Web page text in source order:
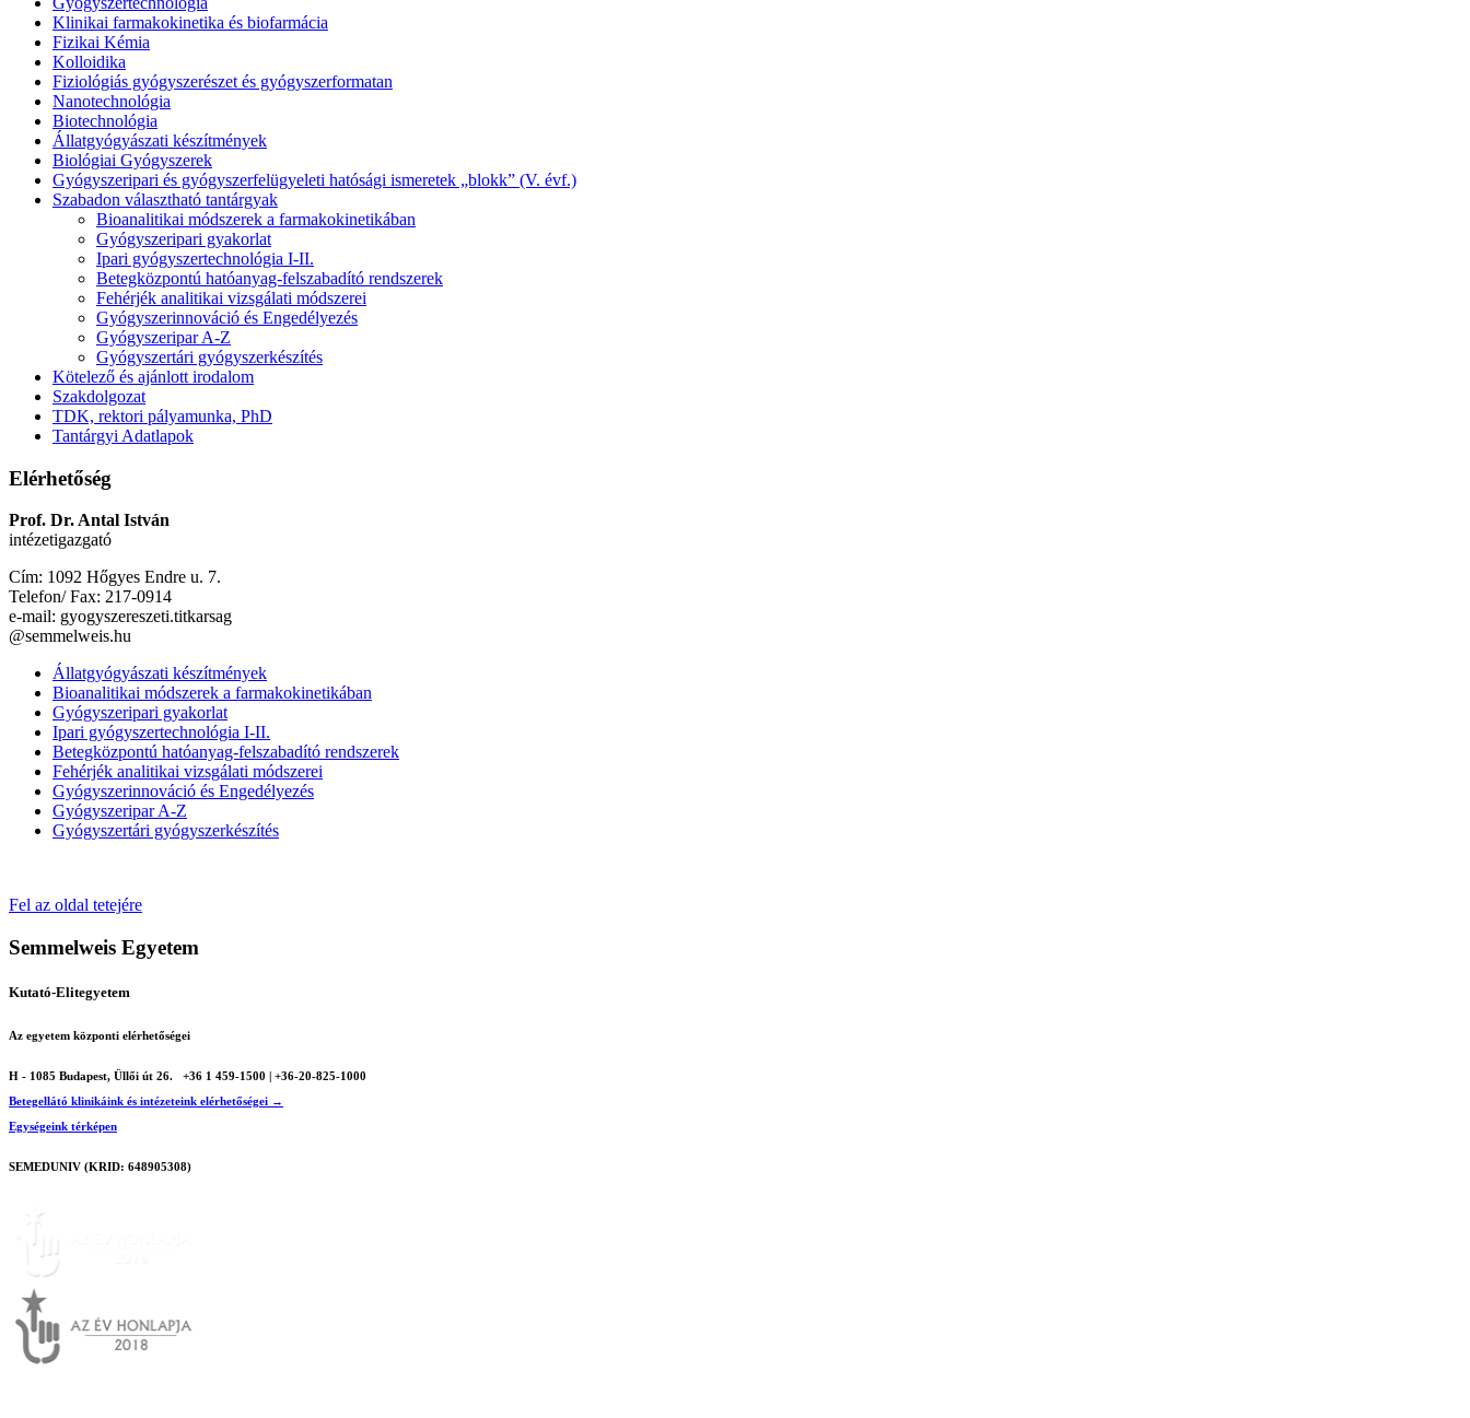
Klinikai farmakokinetika és biofarmácia
Fizikai Kémia
Kolloidika
Fiziológiás gyógyszerészet és gyógyszerformatan
Nanotechnológia
Biotechnológia
Állatgyógyászati készítmények
Biológiai Gyógyszerek
Gyógyszeripari és gyógyszerfelügyeleti hatósági ismeretek „blokk” (V. évf.)
Szabadon választható tantárgyak
Bioanalitikai módszerek a farmakokinetikában
Gyógyszeripari gyakorlat
Ipari gyógyszertechnológia I-II.
Betegközpontú hatóanyag-felszabadító rendszerek
Fehérjék analitikai vizsgálati módszerei
Gyógyszerinnováció és Engedélyezés
Gyógyszeripar A-Z
Gyógyszertári gyógyszerkészítés
Kötelező és ajánlott irodalom
Szakdolgozat
TDK, rektori pályamunka, PhD
Tantárgyi Adatlapok
Elérhetőség
Prof. Dr. Antal István
intézetigazgató
Cím: 1092 Hőgyes Endre u. 7.
Telefon/ Fax: 217-0914
e-mail: gyogyszereszeti.titkarsag
@semmelweis.hu
Állatgyógyászati készítmények
Bioanalitikai módszerek a farmakokinetikában
Gyógyszeripari gyakorlat
Ipari gyógyszertechnológia I-II.
Betegközpontú hatóanyag-felszabadító rendszerek
Fehérjék analitikai vizsgálati módszerei
Gyógyszerinnováció és Engedélyezés
Gyógyszeripar A-Z
Gyógyszertári gyógyszerkészítés
Fel az oldal tetejére
Semmelweis Egyetem
Kutató-Elitegyetem
Az egyetem központi elérhetőségei
H - 1085 Budapest, Üllői út 26.
+36 1 459-1500 | +36-20-825-1000
Betegellátó klinikáink és intézeteink elérhetőségei →
Egységeink térképen
SEMEDUNIV (KRID: 648905308)